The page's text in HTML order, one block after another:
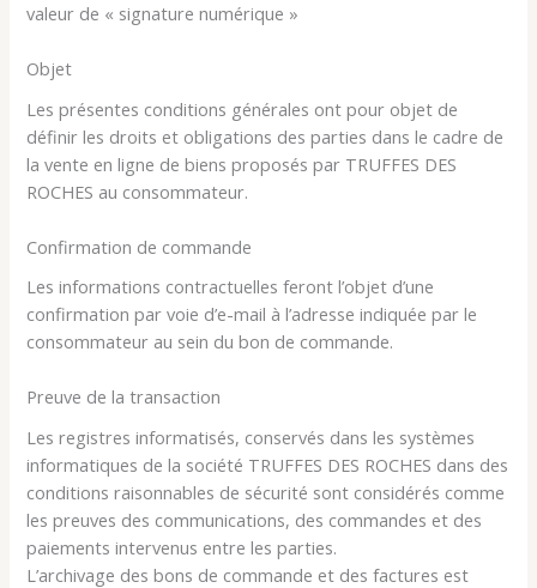
valeur de « signature numérique »
Objet
Les présentes conditions générales ont pour objet de
définir les droits et obligations des parties dans le cadre de
la vente en ligne de biens proposés par TRUFFES DES
ROCHES au consommateur.
Confirmation de commande
Les informations contractuelles feront l’objet d’une
confirmation par voie d’e-mail à l’adresse indiquée par le
consommateur au sein du bon de commande.
Preuve de la transaction
Les registres informatisés, conservés dans les systèmes
informatiques de la société TRUFFES DES ROCHES dans des
conditions raisonnables de sécurité sont considérés comme
les preuves des communications, des commandes et des
paiements intervenus entre les parties.
L’archivage des bons de commande et des factures est